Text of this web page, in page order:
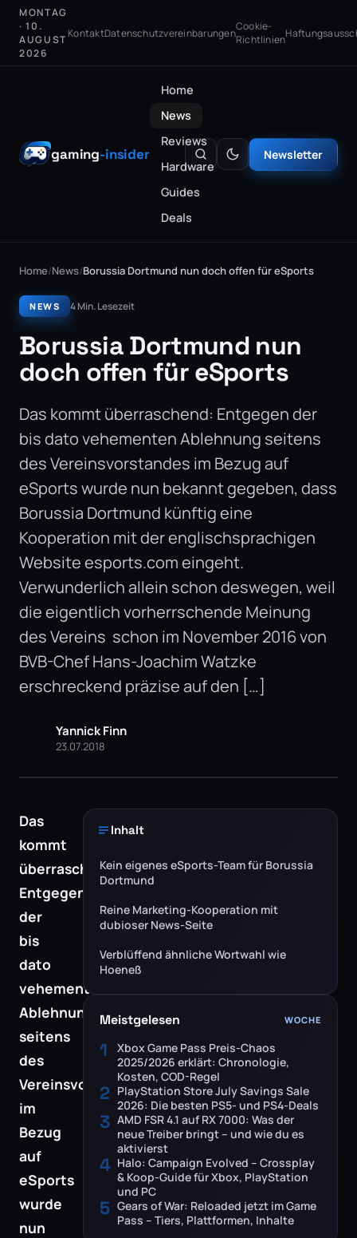
MONTAG
· 10.
AUGUST
2026
KontaktDatenschutzvereinbarungenCookie-
Richtlinien
gaming-insider
Home
News
Reviews
Hardware
Guides
Deals
Newsletter
Home/News/Borussia Dortmund nun doch offen für eSports
NEWS 4 Min. Lesezeit
Borussia Dortmund nun
doch offen für eSports
Das kommt überraschend: Entgegen der
bis dato vehementen Ablehnung seitens
des Vereinsvorstandes im Bezug auf
eSports wurde nun bekannt gegeben, dass
Borussia Dortmund künftig eine
Kooperation mit der englischsprachigen
Website esports.com eingeht.
Verwunderlich allein schon deswegen, weil
die eigentlich vorherrschende Meinung
des Vereins schon im November 2016 von
BVB-Chef Hans-Joachim Watzke
erschreckend präzise auf den […]
Yannick Finn
23.07.2018
Das
kommt
überraschend:
Entgegen
der
bis
dato
vehementen
Ablehnung
seitens
des
Vereinsvorstandes
im
Bezug
auf
eSports
wurde
nun
Inhalt
Kein eigenes eSports-Team für Borussia
Dortmund
Reine Marketing-Kooperation mit
dubioser News-Seite
Verblüffend ähnliche Wortwahl wie
Hoeneß
Meistgelesen WOCHE
1
Xbox Game Pass Preis-Chaos
2025/2026 erklärt: Chronologie,
Kosten, COD-Regel
2 PlayStation Store July Savings Sale
2026: Die besten PS5- und PS4-Deals
3 AMD FSR 4.1 auf RX 7000: Was der
neue Treiber bringt – und wie du es
aktivierst
4 Halo: Campaign Evolved – Crossplay
& Koop-Guide für Xbox, PlayStation
und PC
5 Gears of War: Reloaded jetzt im Game
Pass – Tiers, Plattformen, Inhalte